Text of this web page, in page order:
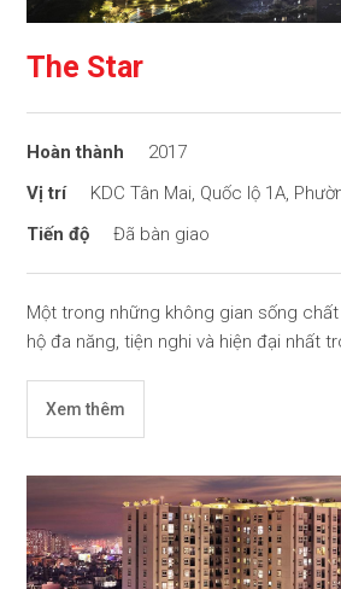
The Star
2017
KDC Tân Mai, Quốc lộ 1A,
Đã bàn giao
Một trong những không gian sống
hộ đa năng, tiện nghi và hiện đại nhất
Xem thêm